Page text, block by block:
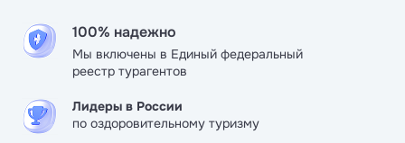
100% надежно
Мы включены в Единый федеральный
реестр турагентов
Лидеры в России
по оздоровительному туризму